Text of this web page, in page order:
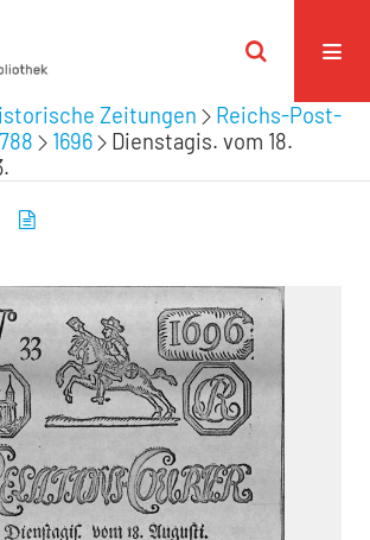
Zeitungen
Reichs-Post-
1696
Dienstagis. vom 18.